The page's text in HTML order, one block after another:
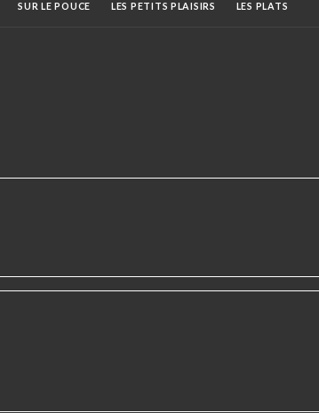
SUR LE POUCE LES PETITS PLAISIRS LES PLATS